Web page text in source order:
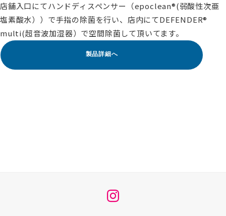
店舗入口にてハンドディスペンサー（epoclean®(弱酸性次亜
塩素酸水））で手指の除菌を行い、店内にてDEFENDER®
multi(超音波加湿器）で空間除菌して頂いてます。
製品詳細へ
メ